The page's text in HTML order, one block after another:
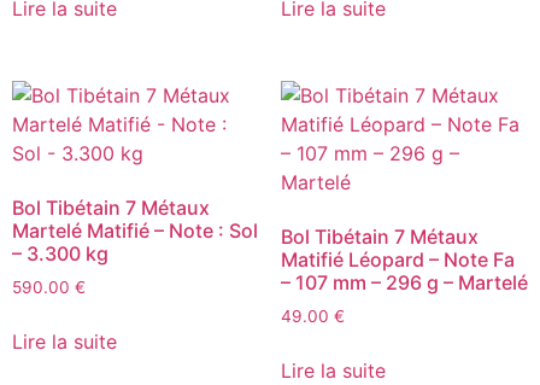
Lire la suite Lire la suite
Bol Tibétain 7 Métaux
Martelé Matifié – Note : Sol
– 3.300 kg
590.00 €
Lire la suite
Bol Tibétain 7 Métaux
Matifié Léopard – Note Fa
– 107 mm – 296 g – Martelé
49.00 €
Lire la suite